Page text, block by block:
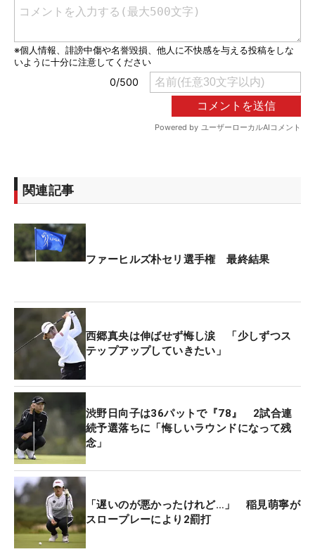
関連記事
ファーヒルズ朴セリ選手権 最終結果
西郷真央は伸ばせず悔し涙 「少しずつス
テップアップしていきたい」
渋野日向子は36パットで『78』 2試合連
続予選落ちに「悔しいラウンドになって残
念」
「遅いのが悪かったけれど…」 稲見萌寧が
スロープレーにより2罰打